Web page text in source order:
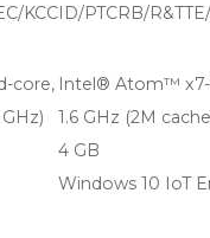
KCCID/PTCRB/
core, Intel® Atom™
1.6 GHz (2M
4 GB
Windows 10 IoT